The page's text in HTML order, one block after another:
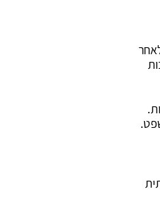
מטרות העסק והמשפחה ל3-5 שנים. לאחר